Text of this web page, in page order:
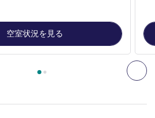
次
, 客室 1 : Business Twin Room , 客室 2 :
空室状況を見る